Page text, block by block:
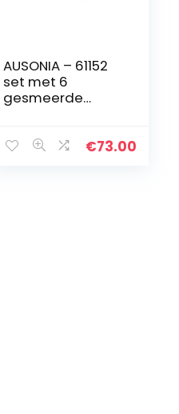
AUSONIA – 61152
set met 6
gesmeerde
lemmet van AISI
€73.00